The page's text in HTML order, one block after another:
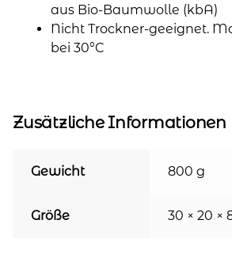
aus Bio-Baumwolle (kbA)
Nicht Trockner-geeignet.
bei 30°C
Zusätzliche Informationen
Gewicht 800 g
Größe 30 × 20 ×